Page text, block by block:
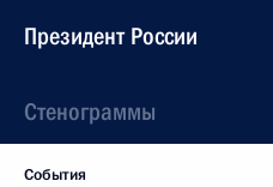
Президент России
Стенограммы
События